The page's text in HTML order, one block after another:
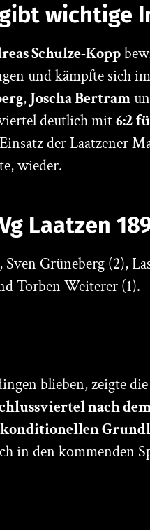
wichtige
Schulze-Kopp
und kämpfte sich
, Joscha Bertram
deutlich mit6:2
der Laatzener
wieder.
Laatzen
Grüneberg (2),
Torben Weiterer (1).
blieben, zeigte
nach
in den kommenden